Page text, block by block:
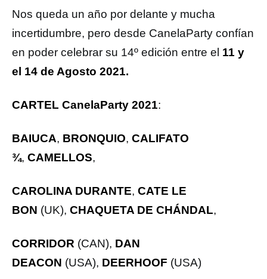
Nos queda un año por delante y mucha
incertidumbre, pero desde CanelaParty confían
en poder celebrar su 14º edición entre el 11 y
el 14 de Agosto 2021.
CARTEL CanelaParty 2021:
BAIUCA, BRONQUIO, CALIFATO
¾, CAMELLOS,
CAROLINA DURANTE, CATE LE
BON (UK), CHAQUETA DE CHÁNDAL,
CORRIDOR (CAN), DAN
DEACON (USA), DEERHOOF (USA)